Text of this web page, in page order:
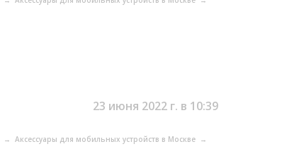
23 июня 2022 г. в 10:39
→ Аксессуары для мобильных устройств в Москве →